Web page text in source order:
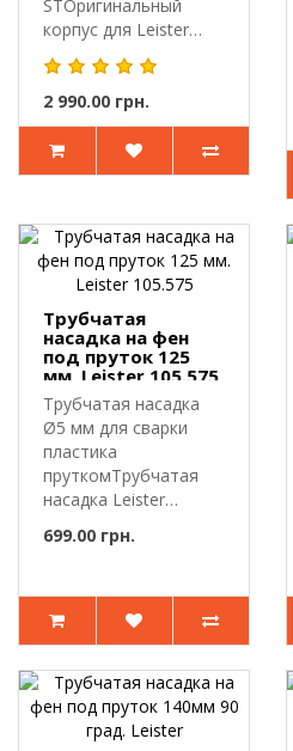
STОригинальный
корпус для Leister
Triac ST пр..
2 990.00 грн.
Трубчатая
насадка на фен
под пруток 125
мм. Leister 105.575
Трубчатая насадка
Ø5 мм для сварки
пластика
пруткомТрубчатая
насадка Leister
свар..
699.00 грн.